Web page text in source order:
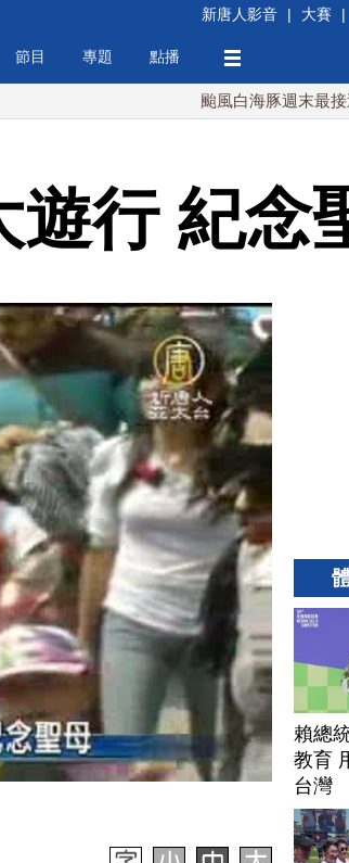
新唐人影音 | 大賽 |
節目 專題 點播
颱風白海豚週末最接近台灣
遊行 紀念
賴總
教育
台灣